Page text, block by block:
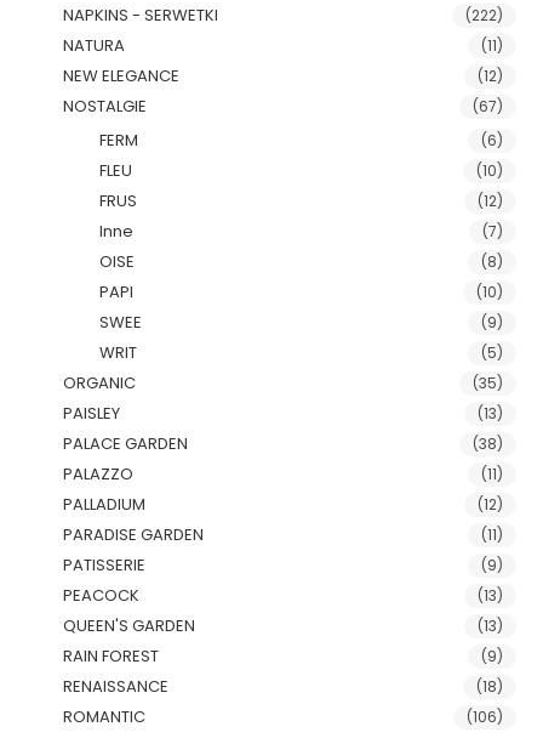
NAPKINS - SERWETKI (222)
NATURA (11)
NEW ELEGANCE (12)
NOSTALGIE (67)
FERM (6)
FLEU (10)
FRUS (12)
Inne (7)
OISE (8)
PAPI (10)
SWEE (9)
WRIT (5)
ORGANIC (35)
PAISLEY (13)
PALACE GARDEN (38)
PALAZZO (11)
PALLADIUM (12)
PARADISE GARDEN (11)
PATISSERIE (9)
PEACOCK (13)
QUEEN'S GARDEN (13)
RAIN FOREST (9)
RENAISSANCE (18)
ROMANTIC (106)